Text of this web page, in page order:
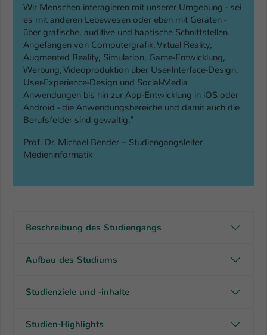
Wir Menschen interagieren mit unserer Umgebung - sei
es mit anderen Lebewesen oder eben mit Geräten -
über grafische, auditive und haptische Schnittstellen.
Angefangen von Computergrafik, Virtual Reality,
Augmented Reality, Simulation, Game-Entwicklung,
Werbung, Videoproduktion über User-Interface-Design,
User-Experience-Design und Social-Media
Anwendungen bis hin zur App-Entwicklung in iOS oder
Android - die Anwendungsbereiche und damit auch die
Berufsfelder sind gewaltig."
Prof. Dr. Michael Bender – Studiengangsleiter
Medieninformatik
Beschreibung des Studiengangs
Aufbau des Studiums
Studienziele und -inhalte
Studien-Highlights